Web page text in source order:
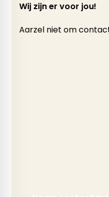
Wij zijn er voor jou!
Aarzel niet om